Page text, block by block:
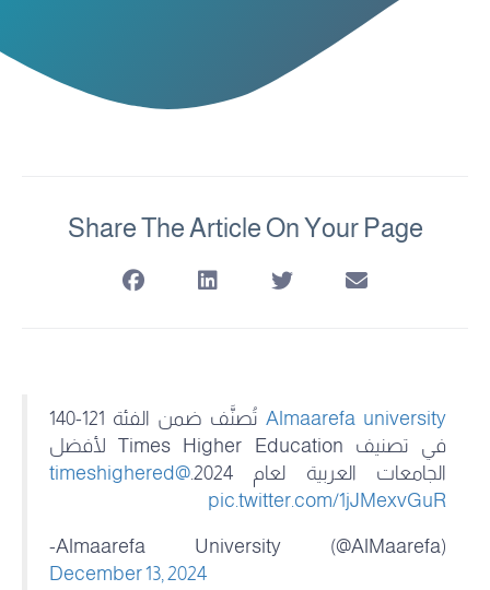
Share The Article On Your Page
Almaarefa university
تُصنَّف ضمن الفئة 121-140
في تصنيف Times Higher Education لأفضل
الجامعات العربية لعام 2024.
@timeshighered
pic.twitter.com/1jJMexvGuR
-Almaarefa University (@AlMaarefa)
December 13, 2024